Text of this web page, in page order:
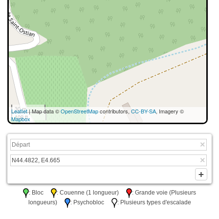
30 m
100 ft
Leaflet| Map data ©OpenStreetMapcontributors, CC-BY-SA, Imagery ©
Mapbox
: Bloc : Couenne (1 longueur)
: Grande voie (Plusieurs
longueurs)
: Psychobloc : Plusieurs types d'escalade